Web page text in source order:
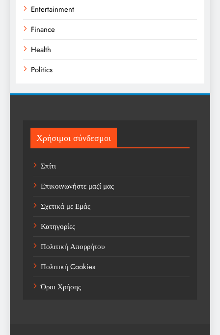
Entertainment
Finance
Health
Politics
Sport
Sports
Technology
Trending
Weather
Αγορά
Αγορά Εργασίας
Αγροτικά Νέα
Αεροπορία
Χρήσιμοι σύνδεσμοι
Σπίτι
Επικοινωνήστε μαζί μας
Σχετικά με Εμάς
Κατηγορίες
Πολιτική Απορρήτου
Πολιτική Cookies
Όροι Χρήσης